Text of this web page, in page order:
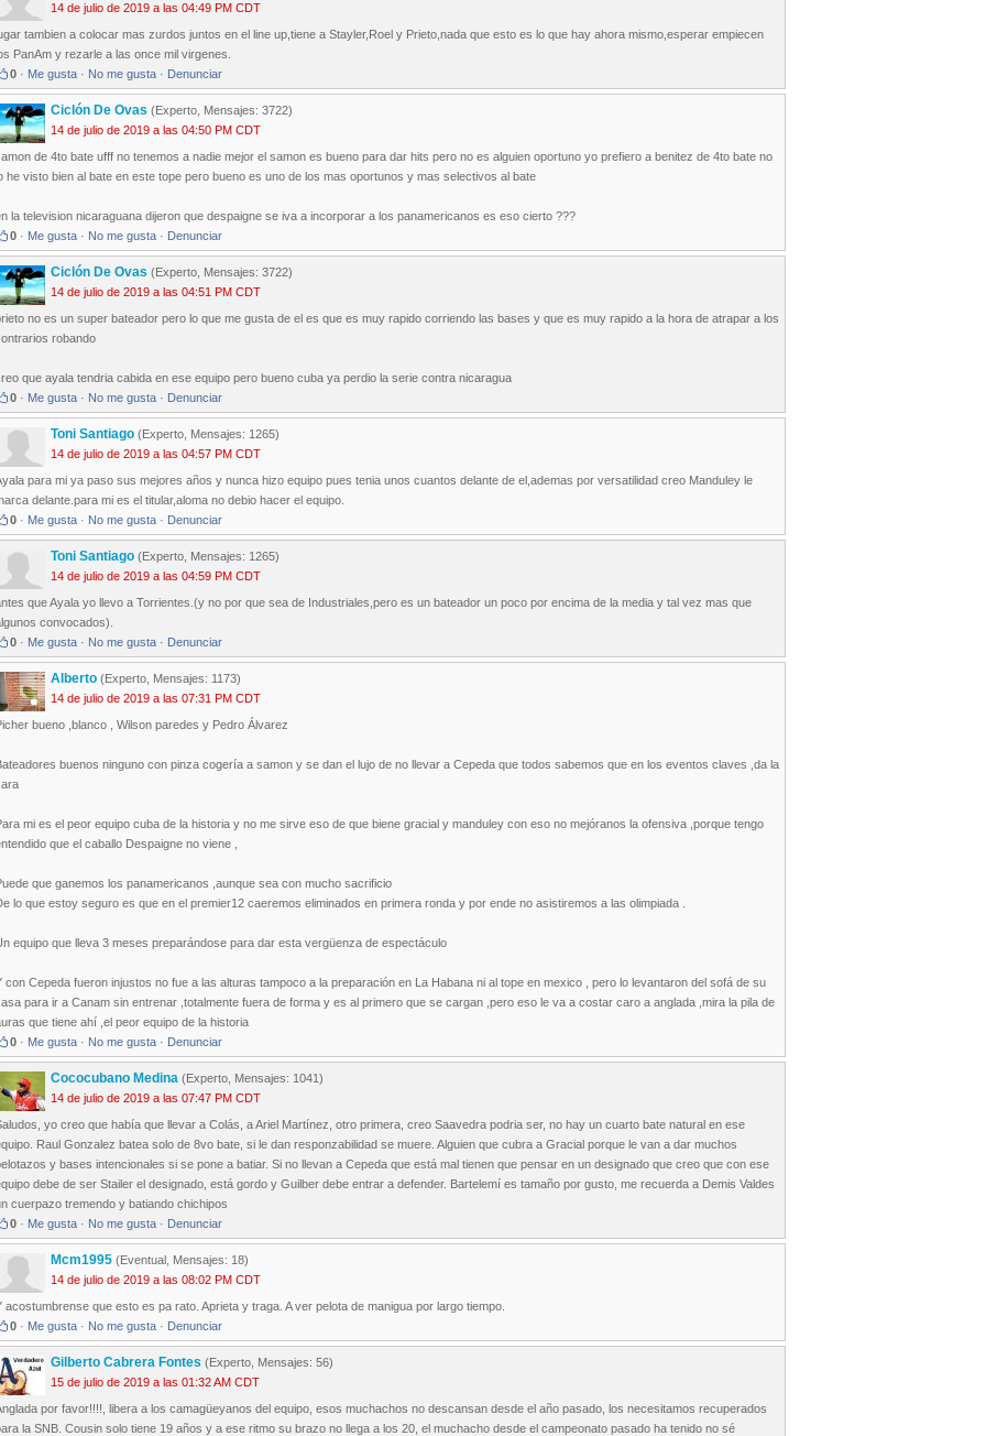
14 de julio de 2019 a las 04:49 PM CDT
tambien a colocar mas zurdos juntos en el line up,tiene a Stayler,Roel y Prieto,nada que esto es lo que hay ahora mismo,esperar empiecen
PanAm y rezarle a las once mil virgenes.
0 · Me gusta · No me gusta · Denunciar
Ciclón De Ovas (Experto, Mensajes: 3722)
14 de julio de 2019 a las 04:50 PM CDT
de 4to bate ufff no tenemos a nadie mejor el samon es bueno para dar hits pero no es alguien oportuno yo prefiero a benitez de 4to bate no
he visto bien al bate en este tope pero bueno es uno de los mas oportunos y mas selectivos al bate
la television nicaraguana dijeron que despaigne se iva a incorporar a los panamericanos es eso cierto ???
0 · Me gusta · No me gusta · Denunciar
Ciclón De Ovas (Experto, Mensajes: 3722)
14 de julio de 2019 a las 04:51 PM CDT
no es un super bateador pero lo que me gusta de el es que es muy rapido corriendo las bases y que es muy rapido a la hora de atrapar a los
robando
que ayala tendria cabida en ese equipo pero bueno cuba ya perdio la serie contra nicaragua
0 · Me gusta · No me gusta · Denunciar
Toni Santiago (Experto, Mensajes: 1265)
14 de julio de 2019 a las 04:57 PM CDT
para mi ya paso sus mejores años y nunca hizo equipo pues tenia unos cuantos delante de el,ademas por versatilidad creo Manduley le
delante.para mi es el titular,aloma no debio hacer el equipo.
0 · Me gusta · No me gusta · Denunciar
Toni Santiago (Experto, Mensajes: 1265)
14 de julio de 2019 a las 04:59 PM CDT
que Ayala yo llevo a Torrientes.(y no por que sea de Industriales,pero es un bateador un poco por encima de la media y tal vez mas que
convocados).
0 · Me gusta · No me gusta · Denunciar
Alberto (Experto, Mensajes: 1173)
14 de julio de 2019 a las 07:31 PM CDT
bueno ,blanco , Wilson paredes y Pedro Álvarez
buenos ninguno con pinza cogería a samon y se dan el lujo de no llevar a Cepeda que todos sabemos que en los eventos claves ,da la
mi es el peor equipo cuba de la historia y no me sirve eso de que biene gracial y manduley con eso no mejóranos la ofensiva ,porque tengo
que el caballo Despaigne no viene ,
que ganemos los panamericanos ,aunque sea con mucho sacrificio
lo que estoy seguro es que en el premier12 caeremos eliminados en primera ronda y por ende no asistiremos a las olimpiada .
equipo que lleva 3 meses preparándose para dar esta vergüenza de espectáculo
con Cepeda fueron injustos no fue a las alturas tampoco a la preparación en La Habana ni al tope en mexico , pero lo levantaron del sofá de su
para ir a Canam sin entrenar ,totalmente fuera de forma y es al primero que se cargan ,pero eso le va a costar caro a anglada ,mira la pila de
que tiene ahí ,el peor equipo de la historia
0 · Me gusta · No me gusta · Denunciar
Cococubano Medina (Experto, Mensajes: 1041)
14 de julio de 2019 a las 07:47 PM CDT
yo creo que había que llevar a Colás, a Ariel Martínez, otro primera, creo Saavedra podria ser, no hay un cuarto bate natural en ese
Raul Gonzalez batea solo de 8vo bate, si le dan responzabilidad se muere. Alguien que cubra a Gracial porque le van a dar muchos
y bases intencionales si se pone a batiar. Si no llevan a Cepeda que está mal tienen que pensar en un designado que creo que con ese
debe de ser Stailer el designado, está gordo y Guilber debe entrar a defender. Bartelemí es tamaño por gusto, me recuerda a Demis Valdes
cuerpazo tremendo y batiando chichipos
0 · Me gusta · No me gusta · Denunciar
Mcm1995 (Eventual, Mensajes: 18)
14 de julio de 2019 a las 08:02 PM CDT
acostumbrense que esto es pa rato. Aprieta y traga. A ver pelota de manigua por largo tiempo.
0 · Me gusta · No me gusta · Denunciar
Gilberto Cabrera Fontes (Experto, Mensajes: 56)
15 de julio de 2019 a las 01:32 AM CDT
por favor!!!!, libera a los camagüeyanos del equipo, esos muchachos no descansan desde el año pasado, los necesitamos recuperados
la SNB. Cousin solo tiene 19 años y a ese ritmo su brazo no llega a los 20, el muchacho desde el campeonato pasado ha tenido no sé